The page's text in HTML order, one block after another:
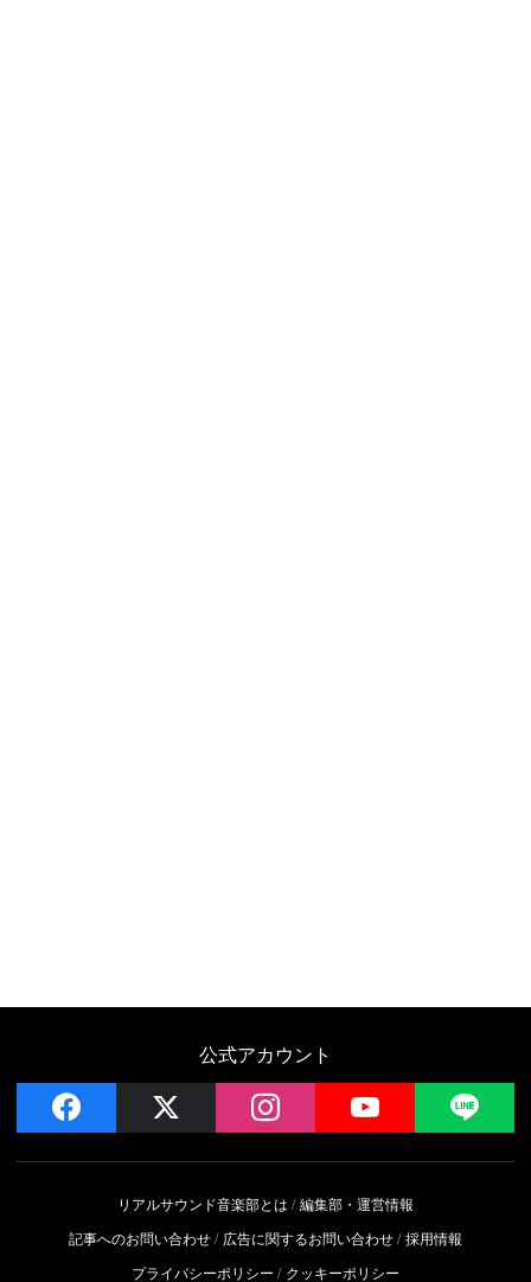
公式アカウント
facebook instagram YouTube
リアルサウンド音楽部とは
編集部・運営情報
記事へのお問い合わせ
広告に関するお問い合わせ 採用情報
プライバシーポリシー
クッキーポリシー